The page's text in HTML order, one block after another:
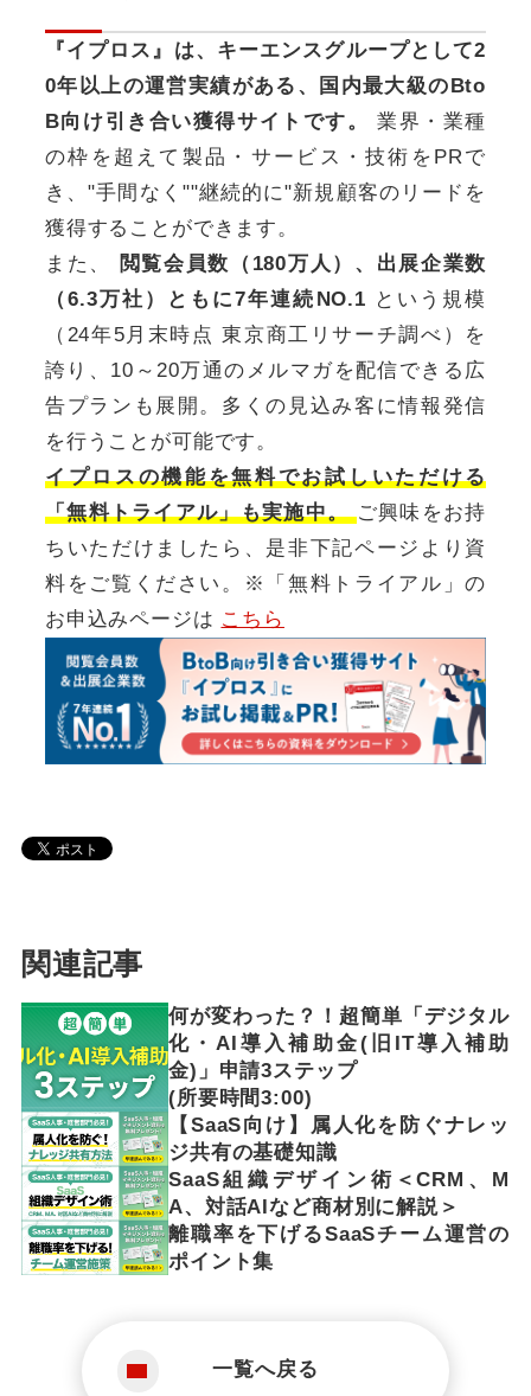
『イプロス』は、キーエンスグループとして2
0年以上の運営実績がある、国内最大級のBto
B向け引き合い獲得サイトです。 業界・業種
の枠を超えて製品・サービス・技術をPRで
き、"手間なく""継続的に"新規顧客のリードを
獲得することができます。
また、
閲覧会員数（180万人）、出展企業数
（6.3万社）ともに7年連続NO.1 という規模
（24年5月末時点 東京商工リサーチ調べ）を
誇り、10～20万通のメルマガを配信できる広
告プランも展開。多くの見込み客に情報発信
を行うことが可能です。
イプロスの機能を無料でお試しいただける
「無料トライアル」も実施中。ご興味をお持
ちいただけましたら、是非下記ページより資
料をご覧ください。※「無料トライアル」の
お申込みページは こちら
関連記事
何が変わった？！超簡単「デジタル
化・AI導入補助金(旧IT導入補助
金)」申請3ステップ
(所要時間3:00)
【SaaS向け】属人化を防ぐナレッ
ジ共有の基礎知識
SaaS組織デザイン術＜CRM、M
A、対話AIなど商材別に解説＞
離職率を下げるSaaSチーム運営の
ポイント集
一覧へ戻る